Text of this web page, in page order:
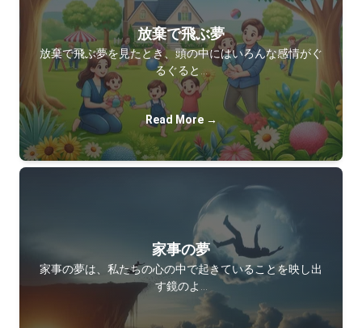
放棄で飛ぶ夢
放棄で飛ぶ夢を見たとき、頭の中にはいろんな感情がぐ
るぐると…
Read More →
家事の夢
家事の夢は、私たちの心の中で起きていることを映し出
す鏡のよ…